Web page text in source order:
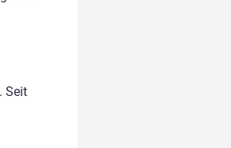
Seit